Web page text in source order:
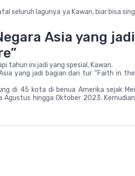
seluruh lagunya ya Kawan, biar bisa sing
Asia yang jadi
tahun ini jadi yang spesial, Kawan.
yang jadi bagian dari tur “Faith in the
di 45 kota di benua Amerika sejak Mei
hingga Oktober 2023. Kemudian